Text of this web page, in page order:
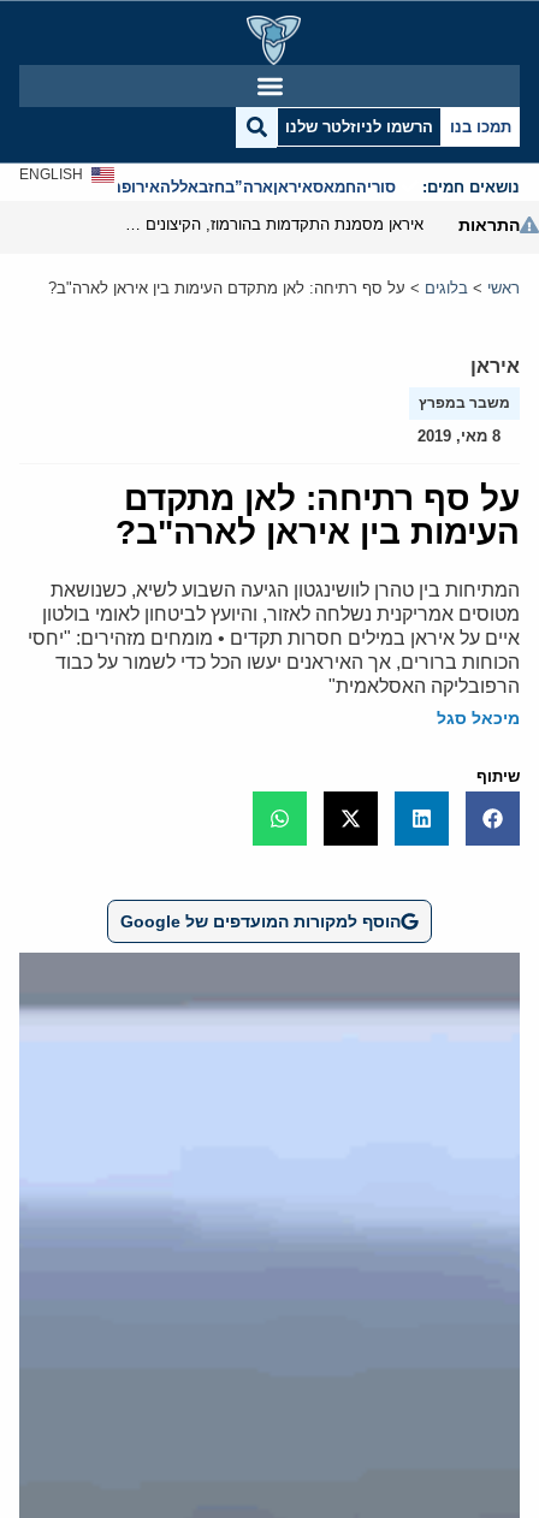
תמכו בנו הרשמו לניוזלטר שלנו
נושאים חמים: סוריהחמאסאיראןארה”בחזבאללהאירופהאנטישמיות
ENGLISH
התראות
ראשי > בלוגים > על סף רתיחה: לאן מתקדם העימות בין איראן לארה"ב?
איראן
משבר במפרץ
8 מאי, 2019
על סף רתיחה: לאן מתקדם
העימות בין איראן לארה"ב?
המתיחות בין טהרן לוושינגטון הגיעה השבוע לשיא, כשנושאת
מטוסים אמריקנית נשלחה לאזור, והיועץ לביטחון לאומי בולטון
איים על איראן במילים חסרות תקדים • מומחים מזהירים: "יחסי
הכוחות ברורים, אך האיראנים יעשו הכל כדי לשמור על כבוד
הרפובליקה האסלאמית"
מיכאל סגל
שיתוף
הוסף למקורות המועדפים של Google